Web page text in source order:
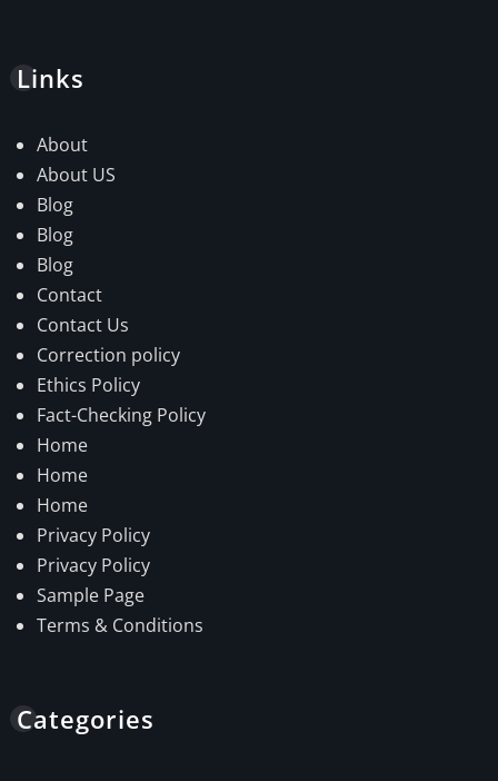
Links
About
About US
Blog
Blog
Blog
Contact
Contact Us
Correction policy
Ethics Policy
Fact-Checking Policy
Home
Home
Home
Privacy Policy
Privacy Policy
Sample Page
Terms & Conditions
Categories